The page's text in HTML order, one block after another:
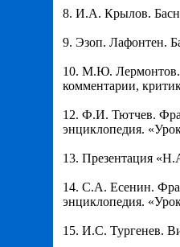
8. И.А. Крылов.
9. Эзоп. Лафонтен.
10. М.Ю. Лермонтов.
комментарии,
12. Ф.И. Тютчев.
энциклопедия.
13. Презентация
14. С.А. Есенин.
энциклопедия.
15. И.С. Тургенев.